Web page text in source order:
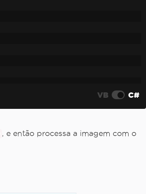
VB C#
, e então processa a imagem com o